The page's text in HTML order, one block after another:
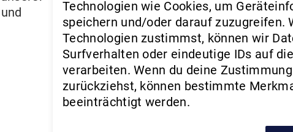
Technologien wie Cookies, um
speichern und/oder darauf zuzugreifen.
Technologien zustimmst, können wir
Surfverhalten oder eindeutige IDs auf
verarbeiten. Wenn du deine
zurückziehst, können bestimmte
beeinträchtigt werden.